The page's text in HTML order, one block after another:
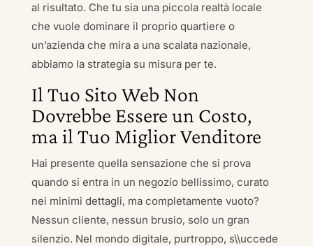
al risultato. Che tu sia una piccola realtà locale
che vuole dominare il proprio quartiere o
un’azienda che mira a una scalata nazionale,
abbiamo la strategia su misura per te.
Il Tuo Sito Web Non
Dovrebbe Essere un Costo,
ma il Tuo Miglior Venditore
Hai presente quella sensazione che si prova
quando si entra in un negozio bellissimo, curato
nei minimi dettagli, ma completamente vuoto?
Nessun cliente, nessun brusio, solo un gran
silenzio. Nel mondo digitale, purtroppo, s\\uccede